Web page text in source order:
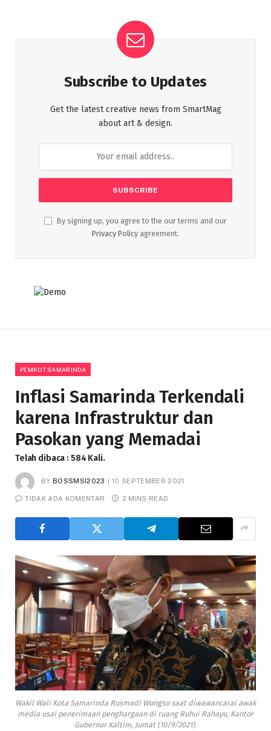
Subscribe to Updates
Get the latest creative news from SmartMag
about art & design.
By signing up, you agree to the our terms and our
Privacy Policy agreement.
PEMKOT SAMARINDA
Inflasi Samarinda Terkendali
karena Infrastruktur dan
Pasokan yang Memadai
Telah dibaca : 584 Kali.
BY BOSSMSI2023 10 SEPTEMBER 2021
TIDAK ADA KOMENTAR 2 MINS READ
Wakil Wali Kota Samarinda Rusmadi Wongso saat diwawancarai awak
media usai penerimaan penghargaan di ruang Ruhui Rahayu, Kantor
Gubernur Kaltim, Jumat (10/9/2021).